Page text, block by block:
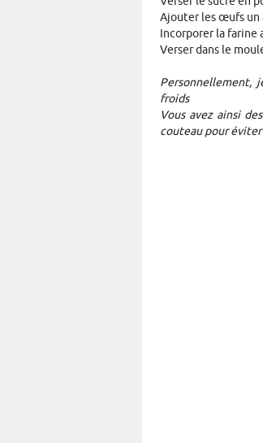
Ajouter les œufs un
Incorporer la
Verser dans le
Personnellement,
froids
Vous avez ainsi
couteau pour éviter